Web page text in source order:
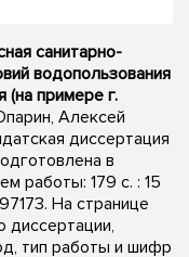
санитарно-
водопользования
(на примере г.
Алексей
диссертация
в
работы: 179 с. : 15
На странице
диссертации,
тип работы и шифр